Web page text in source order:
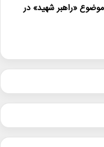
با موضوع «راهبر شهید» در